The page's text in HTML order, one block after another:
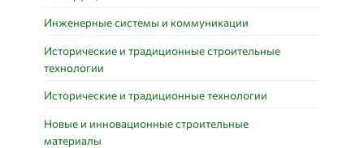
Инженерные системы и коммуникации
Исторические и традиционные строительные
технологии
Исторические и традиционные технологии
Новые и инновационные строительные
материалы